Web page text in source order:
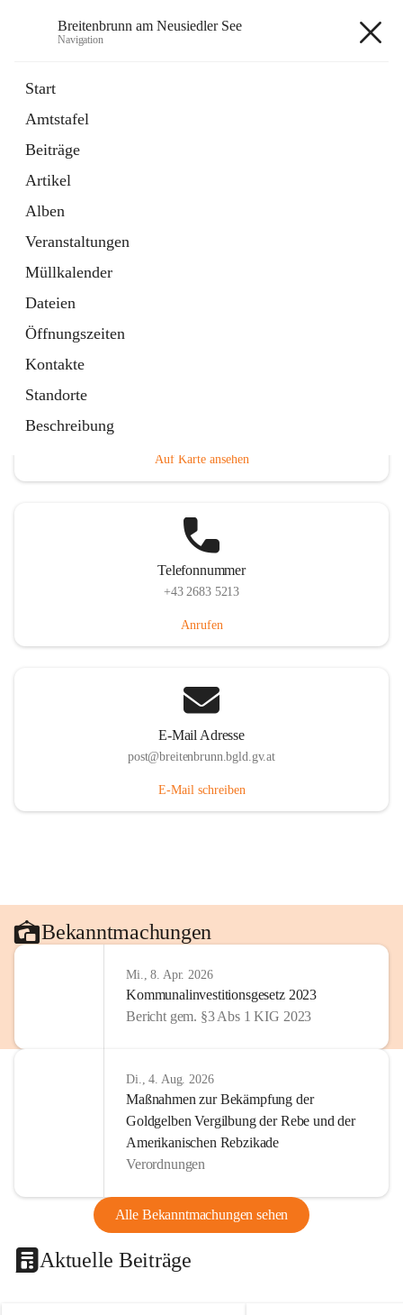
Breitenbrunn am Neusiedler See
Navigation
Start
Amtstafel
Beiträge
Artikel
Alben
Veranstaltungen
Müllkalender
Dateien
Öffnungszeiten
Kontakte
Standorte
Beschreibung
18 Schnellzugriffe
Gemeindeservice
Auf Karte ansehen
Telefonnummer
+43 2683 5213
Anrufen
E-Mail Adresse
post@breitenbrunn.bgld.gv.at
E-Mail schreiben
Bekanntmachungen
Mi., 8. Apr. 2026
Kommunalinvestitionsgesetz 2023
Bericht gem. §3 Abs 1 KIG 2023
Di., 4. Aug. 2026
Maßnahmen zur Bekämpfung der
Goldgelben Vergilbung der Rebe und der
Amerikanischen Rebzikade
Verordnungen
Alle Bekanntmachungen sehen
Aktuelle Beiträge